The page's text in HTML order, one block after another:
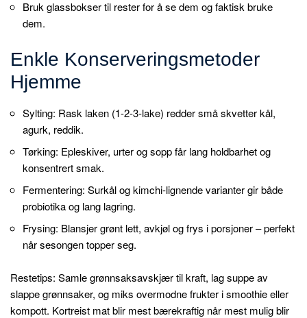
Bruk glassbokser til rester for å se dem og faktisk bruke
dem.
Enkle Konserveringsmetoder
Hjemme
Sylting: Rask laken (1-2-3-lake) redder små skvetter kål,
agurk, reddik.
Tørking: Epleskiver, urter og sopp får lang holdbarhet og
konsentrert smak.
Fermentering: Surkål og kimchi-lignende varianter gir både
probiotika og lang lagring.
Frysing: Blansjer grønt lett, avkjøl og frys i porsjoner – perfekt
når sesongen topper seg.
Restetips: Samle grønnsaksavskjær til kraft, lag suppe av
slappe grønnsaker, og miks overmodne frukter i smoothie eller
kompott. Kortreist mat blir mest bærekraftig når mest mulig blir